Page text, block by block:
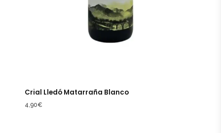
Crial Lledó Matarraña Blanco
4,90€